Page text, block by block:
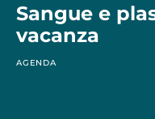
Sangue e
vacanza
AGENDA